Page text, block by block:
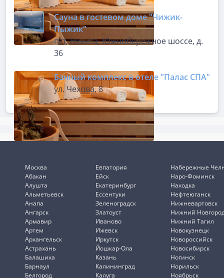
Сауна в гостевом доме "Чижик-
Пыжик"
пгт, Никита, Южнобережное шоссе, д.
36
Банный комплекс в отеле "Палас СПА"
ул. Чехова, 8
Москва
Абакан
Алушта
Альметьевск
Анапа
Ангарск
Армавир
Артем
Архангельск
Астрахань
Балашиха
Барнаул
Белгород
Евпатория
Ейск
Екатеринбург
Ессентуки
Зеленоградск
Златоуст
Иваново
Ижевск
Иркутск
Йошкар-Ола
Казань
Калининград
Калуга
Набережные
Наро-Фоминск
Находка
Нефтеюганск
Нижневартовск
Нижний
Нижний Тагил
Новокузнецк
Новороссийск
Новосибирск
Ногинск
Норильск
Ноябрьск